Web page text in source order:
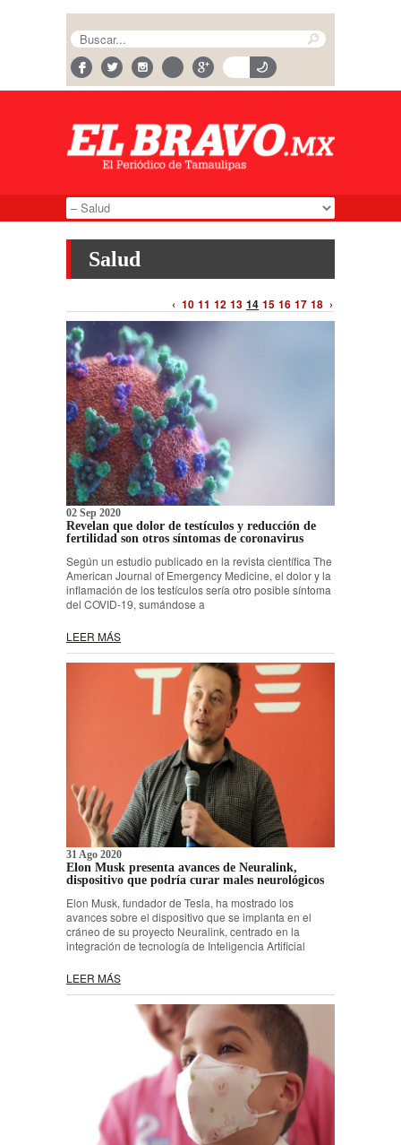
Salud
‹ 10 11 12 13 14 15 16 17 18 ›
02 Sep 2020
Revelan que dolor de testículos y reducción de
fertilidad son otros síntomas de coronavirus
Según un estudio publicado en la revista científica The
American Journal of Emergency Medicine, el dolor y la
inflamación de los testículos sería otro posible síntoma
del COVID-19, sumándose a
LEER MÁS
31 Ago 2020
Elon Musk presenta avances de Neuralink,
dispositivo que podría curar males neurológicos
Elon Musk, fundador de Tesla, ha mostrado los
avances sobre el dispositivo que se implanta en el
cráneo de su proyecto Neuralink, centrado en la
integración de tecnología de Inteligencia Artificial
LEER MÁS